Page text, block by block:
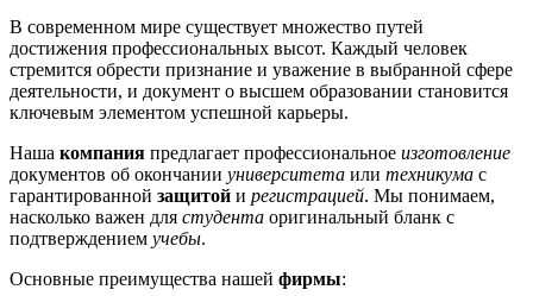
В современном мире существует множество путей
достижения профессиональных высот. Каждый человек
стремится обрести признание и уважение в выбранной сфере
деятельности, и документ о высшем образовании становится
ключевым элементом успешной карьеры.
Наша компания предлагает профессиональное изготовление
документов об окончании университета или техникума с
гарантированной защитой и регистрацией. Мы понимаем,
насколько важен для студента оригинальный бланк с
подтверждением учебы.
Основные преимущества нашей фирмы: